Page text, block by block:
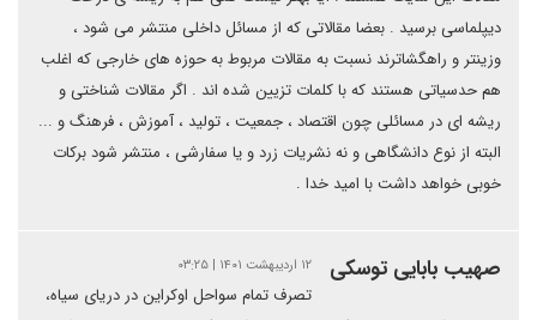
دیپلماسی برسید . بعضا مقالاتی که از مسائل داخلی منتشر می شود ،
وزینتر و راهگشاترند نسبت به مقالات مربوط به حوزه های خارجی که اغلب
هم حدسیاتی هستند که با کلمات تزیین شده اند . اگر مقالات شناختی و
ریشه ای در مسائلی چون اقتصاد ، جمعیت ، تولید ، آموزش ، فرهنگ و ...
البته از نوع دانشگاهی و نه نشریات زرد و یا سفارشی ، منتشر شود برکات
خوبی خواهد داشت با امید خدا .
صهیب بابایی توسکی ۱۲ اردیبهشت ۱۴۰۱ | ۰۳:۲۵
تصرف تمام سواحل اوکراین در دریای سیاه،